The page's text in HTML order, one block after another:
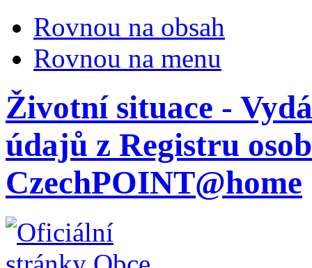
Rovnou na obsah
Rovnou na menu
Životní situace -
údajů z Registru
CzechPOINT@home